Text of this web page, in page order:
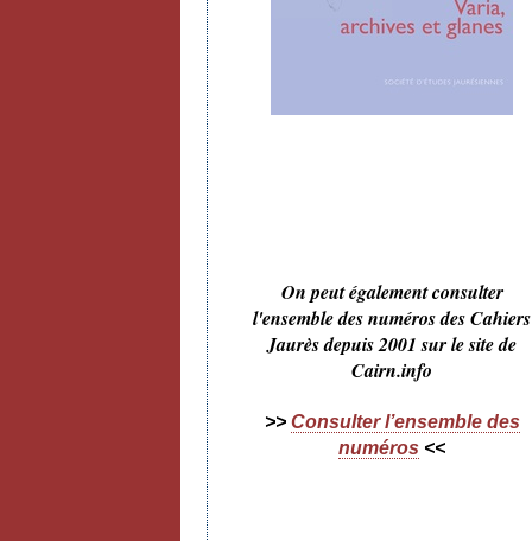
On peut également consulter
l'ensemble des numéros des Cahiers
Jaurès depuis 2001 sur le site de
Cairn.info
>> Consulter l’ensemble des
numéros <<